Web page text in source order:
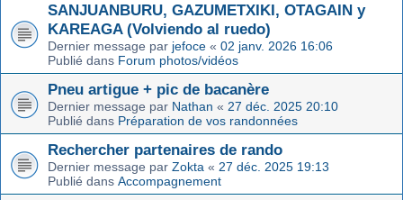
SANJUANBURU, GAZUMETXIKI, OTAGAIN y
KAREAGA (Volviendo al ruedo)
Dernier message par jefoce « 02 janv. 2026 16:06
Publié dans Forum photos/vidéos
Pneu artigue + pic de bacanère
Dernier message par Nathan « 27 déc. 2025 20:10
Publié dans Préparation de vos randonnées
Rechercher partenaires de rando
Dernier message par Zokta « 27 déc. 2025 19:13
Publié dans Accompagnement